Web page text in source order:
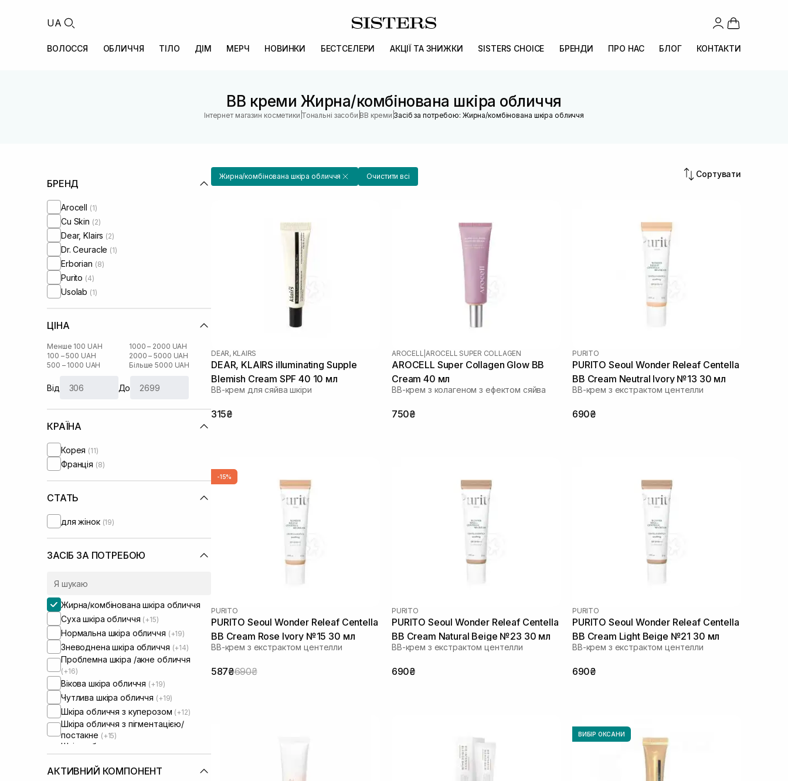
UA
ВОЛОССЯ ОБЛИЧЧЯ ТІЛО ДІМ МЕРЧ НОВИНКИ БЕСТСЕЛЕРИ АКЦІЇ ТА ЗНИЖКИ SISTERS CHOICE БРЕНДИ ПРО НАС БЛОГ КОНТАКТИ
BB креми Жирна/комбінована шкіра обличчя
Інтернет магазин косметики |Тональні засоби |BB креми |Засіб за потребою: Жирна/комбінована шкіра обличчя
БРЕНД
Arocell (1)
Cu Skin (2)
Dear, Klairs (2)
Dr. Ceuracle (1)
Erborian (8)
Purito (4)
Usolab (1)
ЦІНА
Менше 100 UAH
100 – 500 UAH
500 – 1000 UAH
1000 – 2000 UAH
2000 – 5000 UAH
Більше 5000 UAH
Від До
КРАЇНА
Корея (11)
Франція (8)
СТАТЬ
для жінок (19)
ЗАСІБ ЗА ПОТРЕБОЮ
Жирна/комбінована шкіра обличчя
Суха шкіра обличчя (+15)
Нормальна шкіра обличчя (+19)
Зневоднена шкіра обличчя (+14)
Проблемна шкіра /акне обличчя
(+16)
Вікова шкіра обличчя (+19)
Чутлива шкіра обличчя (+19)
Шкіра обличчя з куперозом (+12)
Шкіра обличчя з пігментацією/
постакне (+15)
Шкіра обличчя з розширеними
порами
Шкіра обличчя з порушеним
АКТИВНИЙ КОМПОНЕНТ
Жирна/комбінована шкіра обличчя Очистити всі Сортувати
DEAR, KLAIRS
DEAR, KLAIRS illuminating Supple
Blemish Cream SPF 40 10 мл
ВВ-крем для сяйва шкіри
315₴
AROCELL AROCELL SUPER COLLAGEN
AROCELL Super Collagen Glow BB
Cream 40 мл
ВВ-крем з колагеном з ефектом сяйва
750₴
PURITO
PURITO Seoul Wonder Releaf Centella
BB Cream Neutral Ivory №13 30 мл
ВВ-крем з екстрактом центелли
690₴
-15%
PURITO
PURITO Seoul Wonder Releaf Centella
BB Cream Rose Ivory №15 30 мл
ВВ-крем з екстрактом центелли
587₴690₴
PURITO
PURITO Seoul Wonder Releaf Centella
BB Cream Natural Beige №23 30 мл
ВВ-крем з екстрактом центелли
690₴
PURITO
PURITO Seoul Wonder Releaf Centella
BB Cream Light Beige №21 30 мл
ВВ-крем з екстрактом центелли
690₴
ВИБІР ОКСАНИ